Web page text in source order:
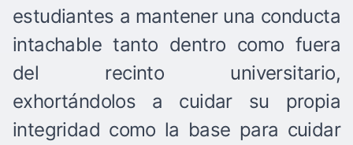
estudiantes a mantener una conducta
intachable tanto dentro como fuera
del recinto universitario,
exhortándolos a cuidar su propia
integridad como la base para cuidar